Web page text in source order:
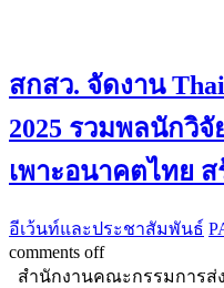
สกสว. จัดงาน
2025 รวมพลนักวิจั
เพาะอนาคตไทย
อีเว้นท์และประชาสัมพันธ์
comments off
สำนักงานคณะกรรมการส่